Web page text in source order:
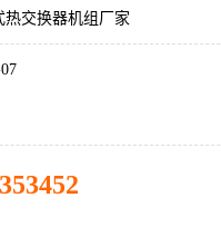
热交换器机组厂家